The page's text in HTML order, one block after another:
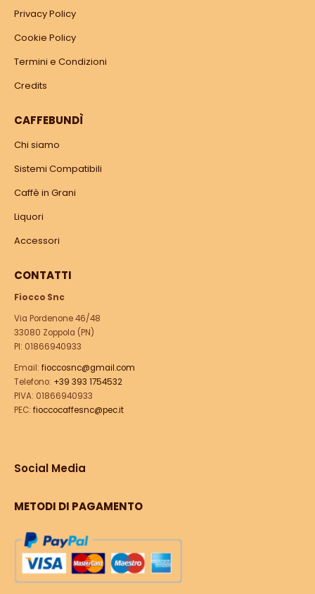
Privacy Policy
Cookie Policy
Termini e Condizioni
Credits
CAFFEBUNDÌ
Chi siamo
Sistemi Compatibili
Caffè in Grani
Liquori
Accessori
CONTATTI
Fiocco Snc
Via Pordenone 46/48
33080 Zoppola (PN)
PI: 01866940933
Email: fioccosnc@gmail.com
Telefono: +39 393 1754532
PIVA: 01866940933
PEC: fioccocaffesnc@pec.it
Social Media
METODI DI PAGAMENTO